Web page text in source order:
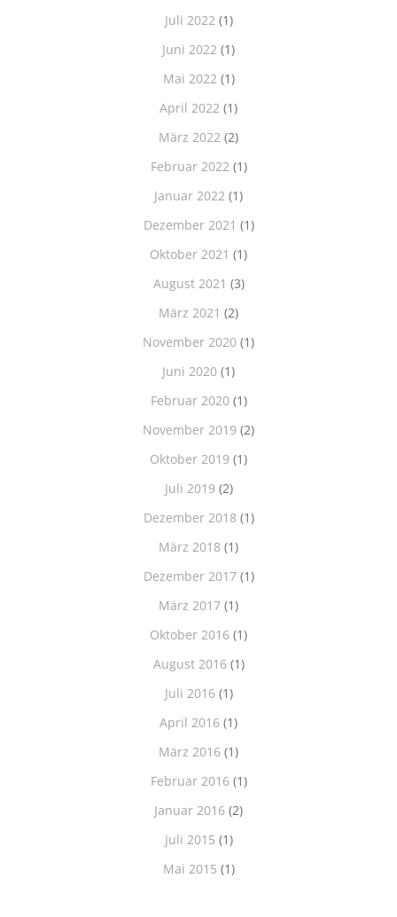
Juli 2022 (1)
Juni 2022 (1)
Mai 2022 (1)
April 2022 (1)
März 2022 (2)
Februar 2022 (1)
Januar 2022 (1)
Dezember 2021 (1)
Oktober 2021 (1)
August 2021 (3)
März 2021 (2)
November 2020 (1)
Juni 2020 (1)
Februar 2020(1)
November 2019 (2)
Oktober 2019 (1)
Juli 2019 (2)
Dezember 2018 (1)
März 2018 (1)
Dezember 2017(1)
März 2017 (1)
Oktober 2016 (1)
August 2016(1)
Juli 2016(1)
April 2016 (1)
März 2016 (1)
Februar 2016(1)
Januar 2016 (2)
Juli 2015 (1)
Mai 2015 (1)